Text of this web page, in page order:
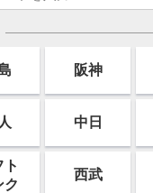
阪神
中日
ト
ク
西武